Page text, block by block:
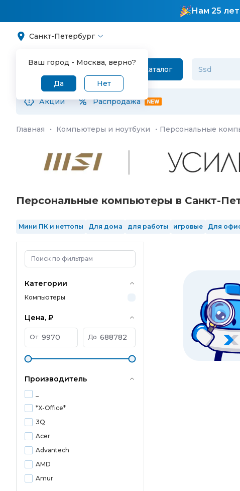
Нам 25
Санкт-Петербург
Ваш город - Москва, верно?
Да Нет
Каталог
Акции Распродажа
Главная · Компьютеры и ноутбуки · Персональные
Персональные компьютеры в Санкт-
Мини ПК и неттопы Для дома для работы игровые Для
Intel Core Ultra 9
2 ядра 4 ядра 6 ядер
1 Тб SSD
2 Тб SSD с GeForce RTX 3050
в реестре Минпромторга
произведенные в РФ
Категории
Компьютеры
Цена, ₽
От До
Производитель
*X-Office*
3Q
Acer
Advantech
AMD
Amur